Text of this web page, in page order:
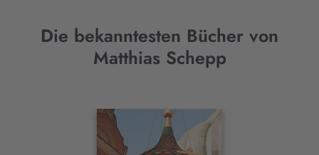
Die bekanntesten Bücher von
Matthias Schepp
Interaktives